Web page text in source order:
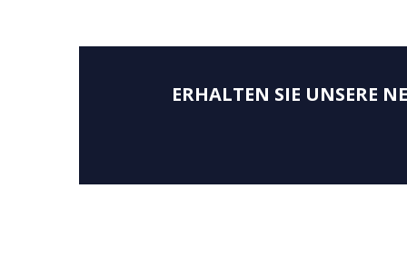
ERHALTEN SIE UNSERE